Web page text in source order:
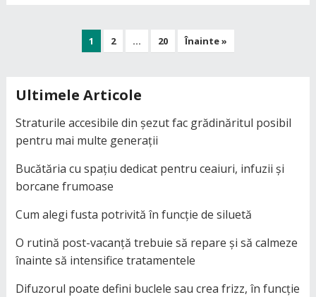
1 2 … 20 Înainte »
Ultimele Articole
Straturile accesibile din șezut fac grădinăritul posibil
pentru mai multe generații
Bucătăria cu spațiu dedicat pentru ceaiuri, infuzii și
borcane frumoase
Cum alegi fusta potrivită în funcție de siluetă
O rutină post-vacanță trebuie să repare și să calmeze
înainte să intensifice tratamentele
Difuzorul poate defini buclele sau crea frizz, în funcție